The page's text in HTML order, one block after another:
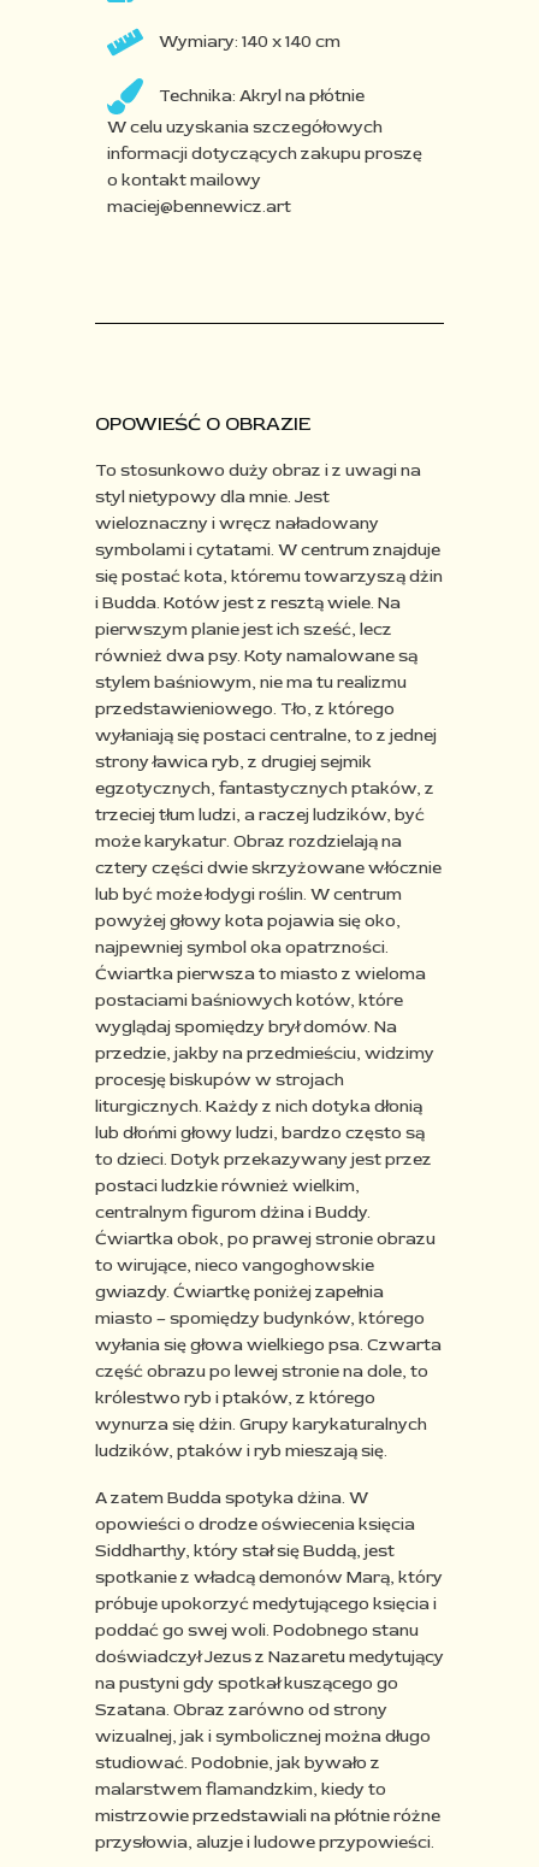
Wymiary: 140 x 140 cm
Technika: Akryl na płótnie​
W celu uzyskania szczegółowych
informacji dotyczących zakupu proszę
o kontakt mailowy
maciej@bennewicz.art
OPOWIEŚĆ O OBRAZIE
To stosunkowo duży obraz i z uwagi na
styl nietypowy dla mnie. Jest
wieloznaczny i wręcz naładowany
symbolamii cytatami. W centrum znajduje
się postać kota, któremu towarzyszą dżin
i Budda. Kotów jest z resztą wiele. Na
pierwszym planie jest ich sześć, lecz
również dwa psy. Koty namalowane są
stylem baśniowym, nie ma tu realizmu
przedstawieniowego. Tło, z którego
wyłaniają się postaci centralne, to z jednej
strony ławica ryb, z drugiej sejmik
egzotycznych, fantastycznych ptaków, z
trzeciej tłum ludzi, a raczej ludzików, być
może karykatur. Obraz rozdzielająna
cztery części dwie skrzyżowane włócznie
lub być może łodygi roślin. W centrum
powyżej głowy kota pojawia sięoko,
najpewniej symbol oka opatrzności.
Ćwiartka pierwsza to miasto z wieloma
postaciami baśniowych kotów, które
wyglądaj spomiędzy brył domów. Na
przedzie, jakby na przedmieściu, widzimy
procesję biskupów w strojach
liturgicznych. Każdy z nich dotyka dłonią
lub dłońmi głowy ludzi, bardzo często są
to dzieci. Dotyk przekazywany jestprzez
postaci ludzkie również wielkim,
centralnym figurom dżina i Buddy.
Ćwiartka obok, po prawej stronie obrazu
to wirujące, nieco vangoghowskie
gwiazdy. Ćwiartkę poniżej zapełnia
miasto – spomiędzy budynków, którego
wyłaniasię głowa wielkiego psa. Czwarta
część obrazu po lewej stronie na dole, to
królestwo ryb i ptaków, z którego
wynurzasię dżin. Grupy karykaturalnych
ludzików, ptaków i ryb mieszają się.
A zatem Budda spotyka dżina. W
opowieści o drodze oświecenia księcia
Siddharthy, który stał się Buddą, jest
spotkanie z władcą demonów Marą, który
próbuje upokorzyć medytującego księcia i
poddać go swej woli. Podobnego stanu
doświadczył Jezus z Nazaretu medytujący
na pustyni gdy spotkał kuszącego go
Szatana. Obraz zarówno odstrony
wizualnej, jak i symbolicznej można długo
studiować. Podobnie, jak bywało z
malarstwem flamandzkim, kiedyto
mistrzowie przedstawiali na płótnie różne
przysłowia, aluzje i ludowe przypowieści.